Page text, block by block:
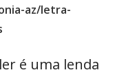
az/letra-
é uma lenda